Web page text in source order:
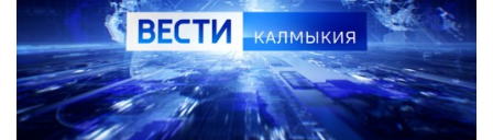
8 августа, 14:30
Вести Калмыкия. Дневной выпуск от 08.08.2026.